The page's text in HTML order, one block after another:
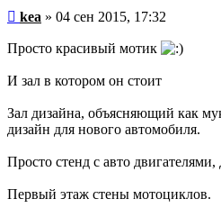
Непрочитанное
kea » 04 сен 2015, 17:32
Просто красивый мотик
И зал в котором он стоит
Зал дизайна, объясняющий как
дизайн для нового автомобиля.
Просто стенд с авто
Первый этаж стены мотоциклов.